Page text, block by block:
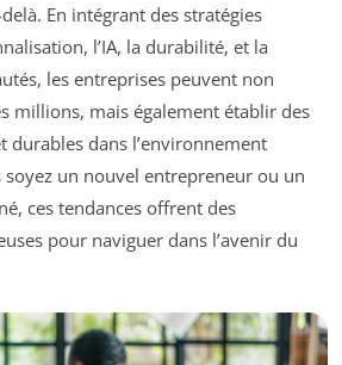
En intégrant des stratégies
l’IA, la durabilité, et la
les entreprises peuvent non
millions, mais également établir des
durables dans l’environnement
un nouvel entrepreneur ou un
ces tendances offrent des
pour naviguer dans l’avenir du